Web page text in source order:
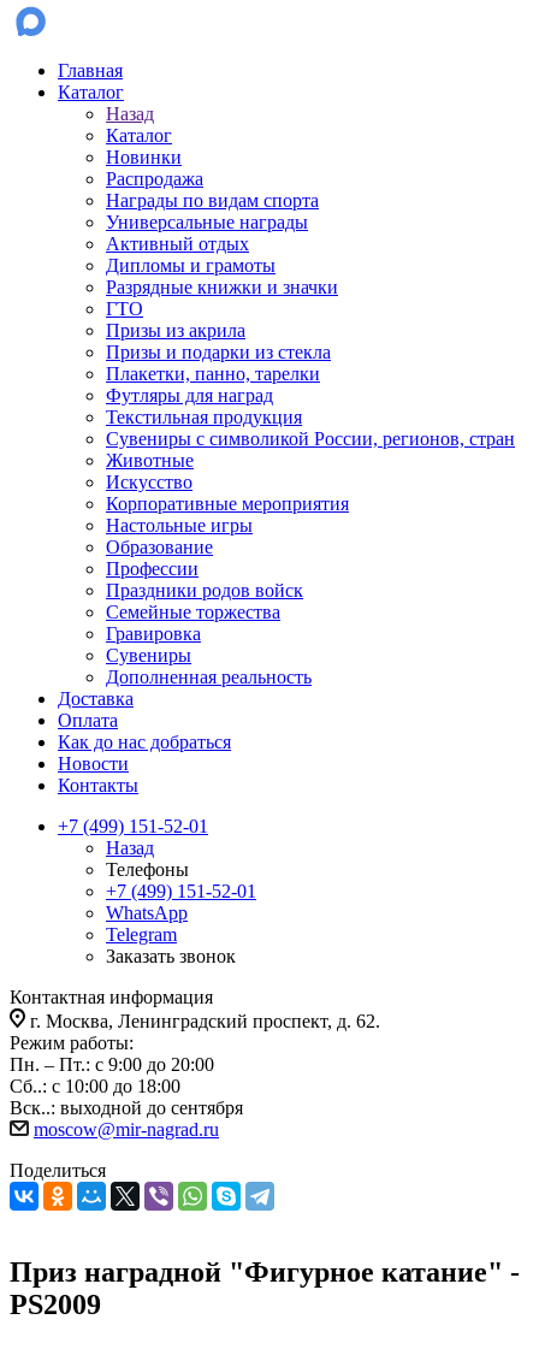
Главная
Каталог
Назад
Каталог
Новинки
Распродажа
Награды по видам спорта
Универсальные награды
Активный отдых
Дипломы и грамоты
Разрядные книжки и значки
ГТО
Призы из акрила
Призы и подарки из стекла
Плакетки, панно, тарелки
Футляры для наград
Текстильная продукция
Сувениры с символикой России, регионов, стран
Животные
Искусство
Корпоративные мероприятия
Настольные игры
Образование
Профессии
Праздники родов войск
Семейные торжества
Гравировка
Сувениры
Дополненная реальность
Доставка
Оплата
Как до нас добраться
Новости
Контакты
+7 (499) 151-52-01
Назад
Телефоны
+7 (499) 151-52-01
WhatsApp
Telegram
Заказать звонок
Контактная информация
г. Москва, Ленинградский проспект, д. 62.
Режим работы:
Пн. – Пт.: с 9:00 до 20:00
Сб..: с 10:00 до 18:00
Вск..: выходной до сентября
moscow@mir-nagrad.ru
Поделиться
Приз наградной "Фигурное катание" -
PS2009